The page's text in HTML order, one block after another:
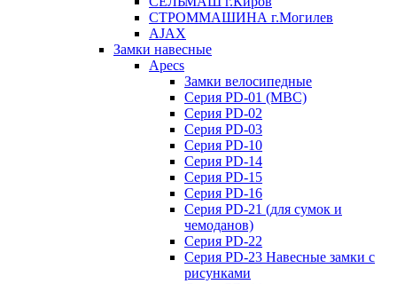
СТРОММАШИНА г.Могилев
AJAX
Замки навесные
Apecs
Замки велосипедные
Серия PD-01 (МВС)
Серия PD-02
Серия PD-03
Серия PD-10
Серия PD-14
Серия PD-15
Серия PD-16
Серия PD-21 (для сумок и
чемоданов)
Серия PD-22
Серия PD-23 Навесные замки с
рисунками